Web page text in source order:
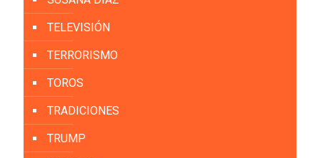
TELEVISIÓN
TERRORISMO
TOROS
TRADICIONES
TRUMP